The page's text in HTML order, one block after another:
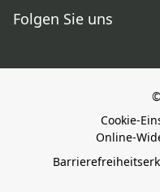
Folgen Sie uns
Cookie-
Online-